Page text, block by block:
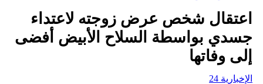
شخص عرض زوجته لاعتداء
بواسطة السلاح الأبيض أفضى
وفاتها
24